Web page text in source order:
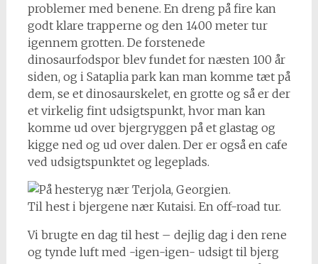
problemer med benene. En dreng på fire kan
godt klare trapperne og den 1400 meter tur
igennem grotten. De forstenede
dinosaurfodspor blev fundet for næsten 100 år
siden, og i Sataplia park kan man komme tæt på
dem, se et dinosaurskelet, en grotte og så er der
et virkelig fint udsigtspunkt, hvor man kan
komme ud over bjergryggen på et glastag og
kigge ned og ud over dalen. Der er også en cafe
ved udsigtspunktet og legeplads.
Til hest i bjergene nær Kutaisi. En off-road tur.
Vi brugte en dag til hest – dejlig dag i den rene
og tynde luft med -igen-igen- udsigt til bjerg